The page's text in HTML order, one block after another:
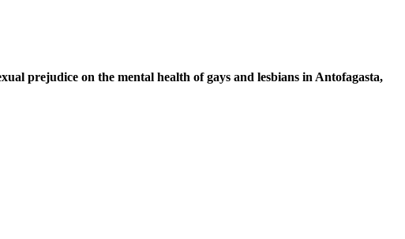
prejudice on the mental health of gays and lesbians in Antofagasta,